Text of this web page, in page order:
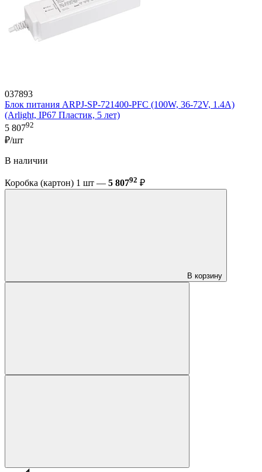
037893
Блок питания ARPJ-SP-721400-PFC (100W, 36-72V, 1.4A)
(Arlight, IP67 Пластик, 5 лет)
5 80792
₽/шт
В наличии
Коробка (картон) 1 шт — 5 80792 ₽
В корзину